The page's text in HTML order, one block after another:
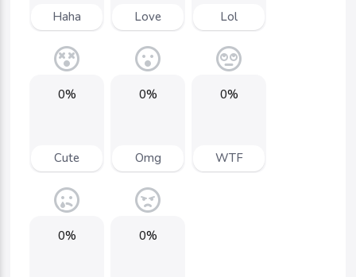
Haha Love Lol
0%
Cute
0%
Omg
0%
WTF
0% 0%